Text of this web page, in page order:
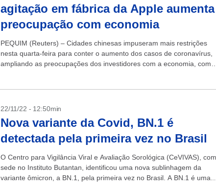
agitação em fábrica da Apple aumenta
preocupação com economia
PEQUIM (Reuters) – Cidades chinesas impuseram mais restrições
nesta quarta-feira para conter o aumento dos casos de coronavírus,
ampliando as preocupações dos investidores com a economia, com
22/11/22 - 12:50min
Nova variante da Covid, BN.1 é
detectada pela primeira vez no Brasil
O Centro para Vigilância Viral e Avaliação Sorológica (CeVIVAS), com
sede no Instituto Butantan, identificou uma nova sublinhagem da
variante ômicron, a BN.1, pela primeira vez no Brasil. A BN.1 é uma